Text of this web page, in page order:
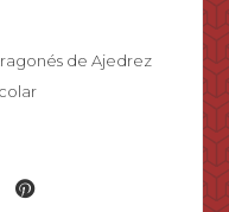
de Ajedrez